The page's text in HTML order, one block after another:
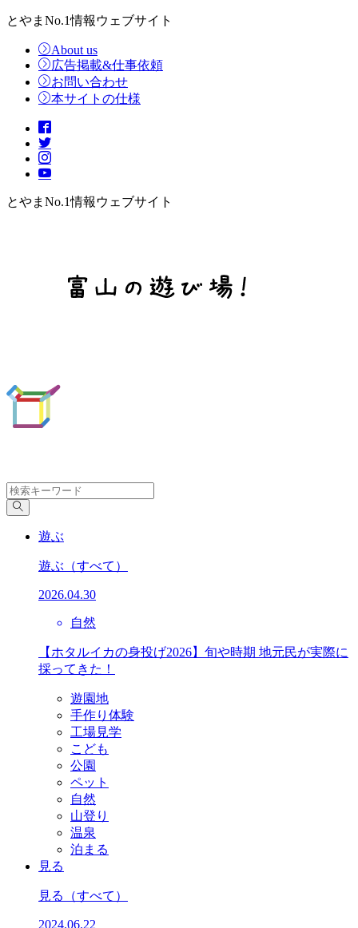
とやまNo.1情報ウェブサイト
About us
広告掲載&仕事依頼
お問い合わせ
本サイトの仕様
とやまNo.1情報ウェブサイト
遊ぶ
遊ぶ （すべて）
2026.04.30
自然
【ホタルイカの身投げ2026】旬や時期 地元民が実際に
採ってきた！
遊園地
手作り体験
工場見学
こども
公園
ペット
自然
山登り
温泉
泊まる
見る
見る （すべて）
2024.06.22